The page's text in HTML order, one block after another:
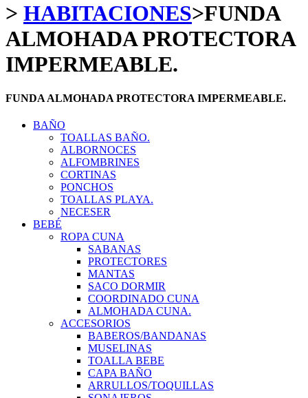
> HABITACIONES>FUNDA
ALMOHADA PROTECTORA
IMPERMEABLE.
FUNDA ALMOHADA PROTECTORA IMPERMEABLE.
BAÑO
TOALLAS BAÑO.
ALBORNOCES
ALFOMBRINES
CORTINAS
PONCHOS
TOALLAS PLAYA.
NECESER
BEBÉ
ROPA CUNA
SABANAS
PROTECTORES
MANTAS
SACO DORMIR
COORDINADO CUNA
ALMOHADA CUNA.
ACCESORIOS
BABEROS/BANDANAS
MUSELINAS
TOALLA BEBE
CAPA BAÑO
ARRULLOS/TOQUILLAS